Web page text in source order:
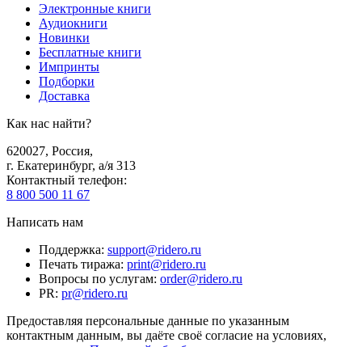
Электронные книги
Аудиокниги
Новинки
Бесплатные книги
Импринты
Подборки
Доставка
Как нас найти?
620027, Россия,
г. Екатеринбург, а/я 313
Контактный телефон:
8 800 500 11 67
Написать нам
Поддержка: support@ridero.ru
Печать тиража: print@ridero.ru
Вопросы по услугам: order@ridero.ru
PR: pr@ridero.ru
Предоставляя персональные данные по указанным
контактным данным, вы даёте своё согласие на условиях,